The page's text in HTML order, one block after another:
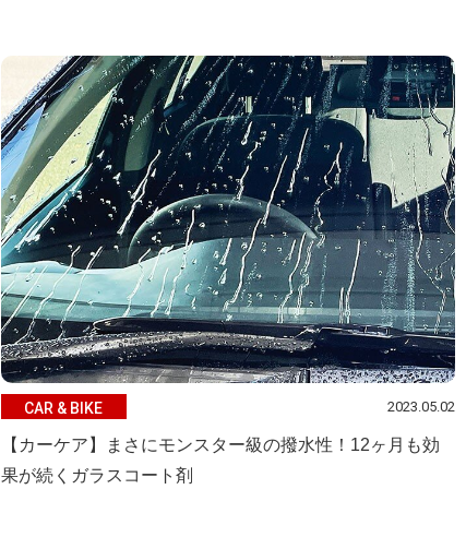
CAR & BIKE 2023.05.02
【カーケア】まさにモンスター級の撥水性！12ヶ月も効
果が続くガラスコート剤